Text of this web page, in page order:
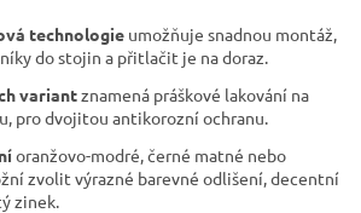
technologie umožňuje snadnou montáž,
do stojin a přitlačit je na doraz.
variantznamená práškové lakování na
pro dvojitou antikorozní ochranu.
oranžovo-modré, černé matné nebo
zvolit výrazné barevné odlišení, decentní
zinek.